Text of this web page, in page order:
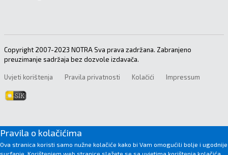
Copyright 2007-2023 NOTRA Sva prava zadržana. Zabranjeno
preuzimanje sadržaja bez dozvole izdavača.
Uvjeti korištenja Pravila privatnosti Kolačići Impressum
Pravila o kolačićima
Ova stranica koristi samo nužne kolačiće kako bi Vam omogućili bolje i ugodnije